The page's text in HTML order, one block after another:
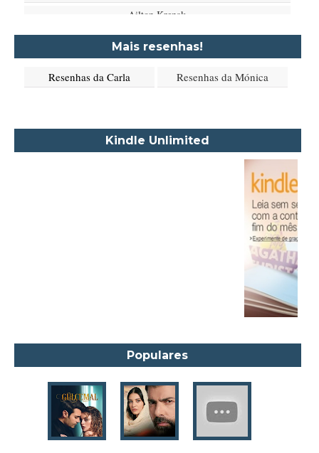
Ailton Krenak
Aimée de Jongh
Aione Simões
Alexandre Dumas Filho
Angela Marsons
Anne Frank
Anne Gracie
Anne Hampson
Anne Mather
Mais resenhas!
Resenhas da Carla Resenhas da Mónica
Kindle Unlimited
Populares